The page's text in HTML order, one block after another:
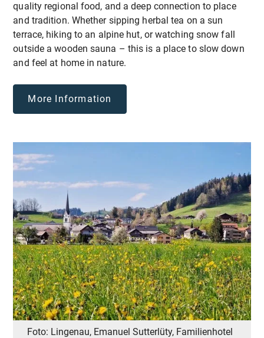
quality regional food, and a deep connection to place
and tradition. Whether sipping herbal tea on a sun
terrace, hiking to an alpine hut, or watching snow fall
outside a wooden sauna – this is a place to slow down
and feel at home in nature.
More Information
Foto: Lingenau, Emanuel Sutterlüty, Familienhotel